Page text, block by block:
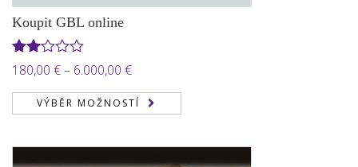
Koupit GBL online
Hodnocení
2.00
z 5
180,00 €– 6.000,00 €Rozpětí
cen:
180,00 €
VÝBĚR MOŽNOSTÍ